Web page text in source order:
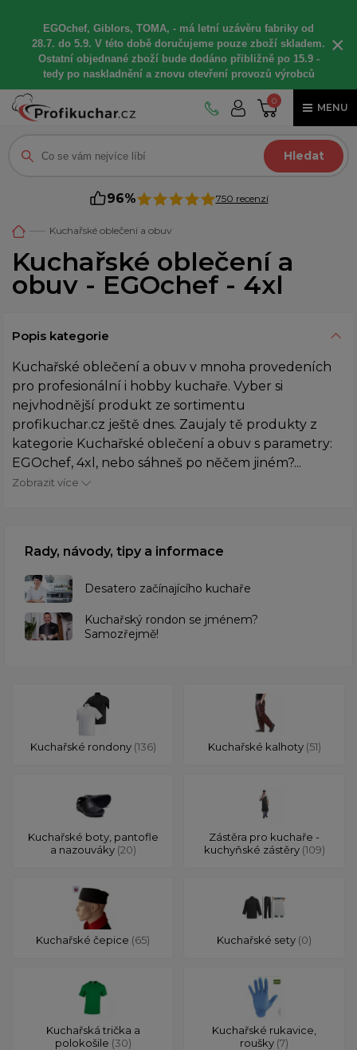
EGOchef, Giblors, TOMA, - má letní uzávěru fabriky od
28.7. do 5.9. V této době doručujeme pouze zboží skladem.
Ostatní objednané zboží bude dodáno přibližně po 15.9 -
tedy po naskladnění a znovu otevření provozů výrobců
×
0
MENU
Hledat
96% 750 recenzí
Kuchařské oblečení a obuv
Kuchařské oblečení a
obuv - EGOchef - 4xl
Popis kategorie
Kuchařské oblečení a obuv v mnoha provedeních
pro profesionální i hobby kuchaře. Vyber si
nejvhodnější produkt ze sortimentu
profikuchar.cz ještě dnes. Zaujaly tě produkty z
kategorie Kuchařské oblečení a obuv s parametry:
EGOchef, 4xl, nebo sáhneš po něčem jiném?...
Zobrazit více
Rady, návody, tipy a informace
Desatero začínajícího kuchaře
Kuchařský rondon se jménem?
Samozřejmě!
Kuchařské rondony (136) Kuchařské kalhoty (51)
Kuchařské boty, pantofle
a nazouváky (20)
Zástěra pro kuchaře -
kuchyňské zástěry (109)
Kuchařské čepice (65) Kuchařské sety (0)
Kuchařská trička a
polokošile (30)
Kuchařské rukavice,
roušky (7)